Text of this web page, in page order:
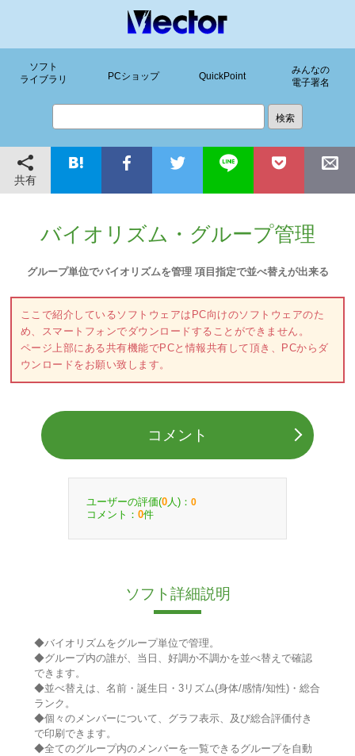
ソフト
ライブラリ
PCショップ QuickPoint
みんなの
電子署名
共有
バイオリズム・グループ管理
グループ単位でバイオリズムを管理 項目指定で並べ替えが出来る
ここで紹介しているソフトウェアはPC向けのソフトウェアのた
め、スマートフォンでダウンロードすることができません。
ページ上部にある共有機能でPCと情報共有して頂き、PCからダ
ウンロードをお願い致します。
コメント
ユーザーの評価(0 人)： 0
コメント： 0件
ソフト詳細説明
◆バイオリズムをグループ単位で管理。
◆グループ内の誰が、当日、好調か不調かを並べ替えで確認
できます。
◆並べ替えは、名前・誕生日・3リズム(身体/感情/知性)・総合
ランク。
◆個々のメンバーについて、グラフ表示、及び総合評価付き
で印刷できます。
◆全てのグループ内のメンバーを一覧できるグループを自動